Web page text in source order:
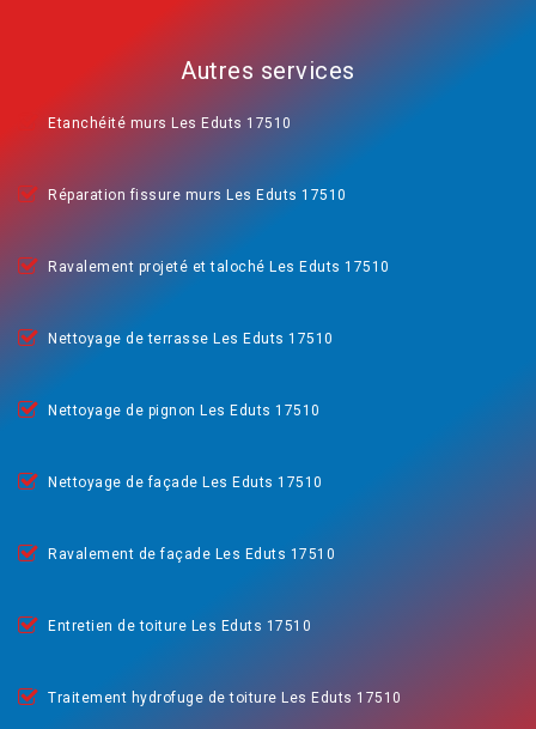
Autres services
Etanchéité murs Les Eduts 17510
Réparation fissure murs Les Eduts 17510
Ravalement projeté et taloché Les Eduts 17510
Nettoyage de terrasse Les Eduts 17510
Nettoyage de pignon Les Eduts 17510
Nettoyage de façade Les Eduts 17510
Ravalement de façade Les Eduts 17510
Entretien de toiture Les Eduts 17510
Traitement hydrofuge de toiture Les Eduts 17510